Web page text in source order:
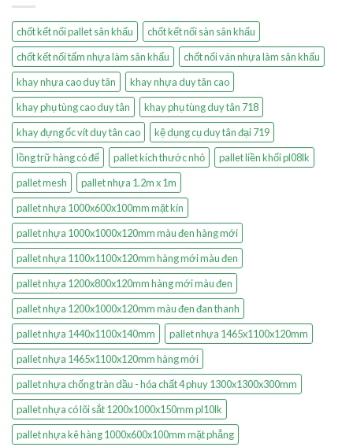
chốt kết nối pallet sân khấu
chốt kết nối sàn sân khấu
chốt kết nối tấm nhựa làm sân khấu
chốt nối ván nhựa làm sân khấu
khay nhựa cao duy tân
khay nhựa duy tân cao
khay phụ tùng cao duy tân
khay phụ tùng duy tân 718
khay đựng ốc vít duy tân cao
kệ dụng cụ duy tân đại 719
lồng trữ hàng có đế
pallet kích thước nhỏ
pallet liền khối pl08lk
pallet mesh
pallet nhựa 1.2m x 1m
pallet nhựa 1000x600x100mm mặt kín
pallet nhựa 1000x1000x120mm màu đen hàng mới
pallet nhựa 1100x1100x120mm hàng mới màu đen
pallet nhựa 1200x800x120mm hàng mới màu đen
pallet nhựa 1200x1000x120mm màu đen đan thanh
pallet nhựa 1440x1100x140mm
pallet nhựa 1465x1100x120mm
pallet nhựa 1465x1100x120mm hàng mới
pallet nhựa chống tràn dầu - hóa chất 4 phuy 1300x1300x300mm
pallet nhựa có lõi sắt 1200x1000x150mm pl10lk
pallet nhựa kê hàng 1000x600x100mm mặt phẳng